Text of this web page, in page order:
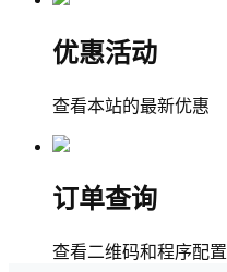
优惠活动
查看本站的最新优惠
订单查询
查看二维码和程序配置